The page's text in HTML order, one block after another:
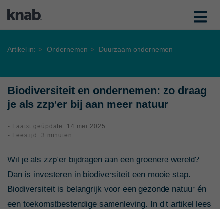
Artikel in: Ondernemen Duurzaam ondernemen
Biodiversiteit en ondernemen: zo draag
je als zzp’er bij aan meer natuur
- Laatst geüpdate: 14 mei 2025
- Leestijd: 3 minuten
Wil je als zzp’er bijdragen aan een groenere wereld?
Dan is investeren in biodiversiteit een mooie stap.
Biodiversiteit is belangrijk voor een gezonde natuur én
een toekomstbestendige samenleving. In dit artikel lees